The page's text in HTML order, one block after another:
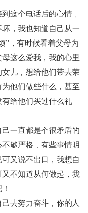
这个电话后的心情，
，我也知道自己从一
”，有时候看着父母为
这么爱我，我的心里
儿，想给他们带去荣
他们做些什么，甚至
给他们买过什么礼
一直都是个很矛盾的
够严格，有些事情明
又说不出口，我想自
不知道从何做起，我
去努力奋斗，你的人